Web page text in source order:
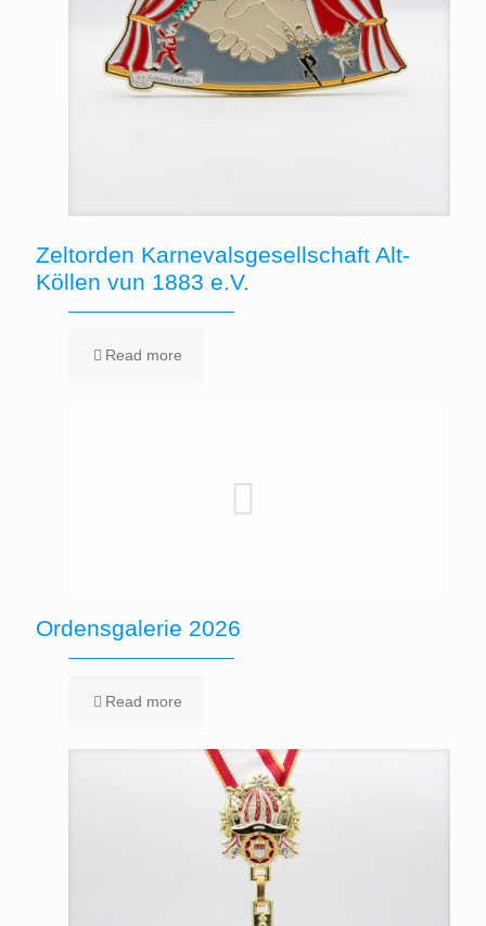
Zeltorden Karnevalsgesellschaft Alt-
Köllen vun 1883 e.V.
Read more
Ordensgalerie 2026
Read more